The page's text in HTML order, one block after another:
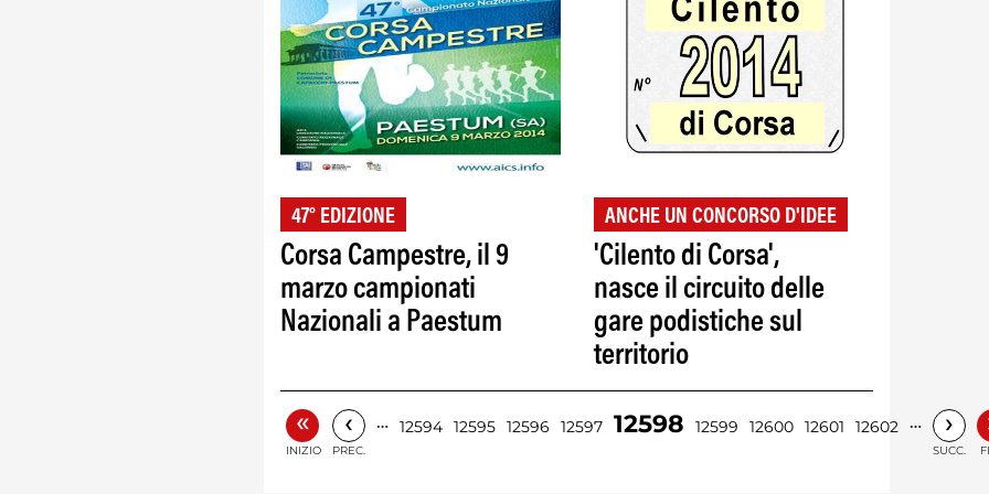
47° EDIZIONE
Corsa Campestre, il 9
marzo campionati
Nazionali a Paestum
ANCHE UN CONCORSO D'IDEE
'Cilento di Corsa',
nasce il circuito delle
gare podistiche sul
territorio
«
INIZIO
‹
PREC.
… 12594 12595 12596 12597 12598 12599 12600 12601 12602 … ›
SUCC.